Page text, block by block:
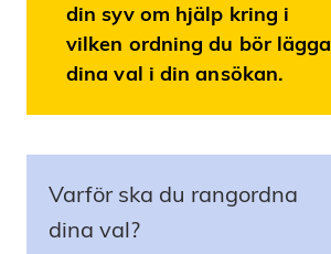
din syv om hjälp kring i
vilken ordning du bör lägga
dina val i din ansökan.
Varför ska du rangordna
dina val?